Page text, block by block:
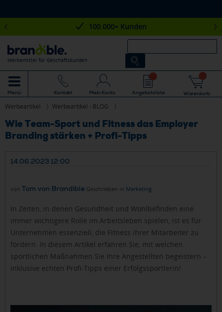
100.000+ Kunden
Werbemittel für Geschäftskunden
Menü Kontakt Mein Konto Angebotsliste Warenkorb
Werbeartikel Werbeartikel - BLOG
Wie Team-Sport und Fitness das Employer
Branding stärken + Profi-Tipps
14.06.2023 12:00
von Tom von Brandible Geschrieben in Marketing
In Zeiten, in denen Gesundheit und Wohlbefinden eine
immer wichtigere Rolle im Arbeitsleben spielen, ist es für
Unternehmen essenziell, die Fitness ihrer Mitarbeiter zu
fördern. In diesem Artikel erfahren Sie, mit welchen
sportlichen Maßnahmen Sie Ihre Angestellten begeistern –
inklusive echten Profi-Tipps einer Erfolgssportlerin!